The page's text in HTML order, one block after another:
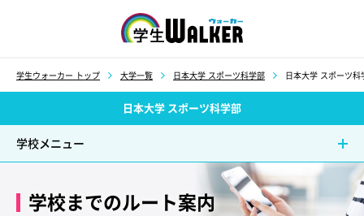
学生ウォーカー トップ 大学一覧 日本大学 スポーツ科学部 日本大学 スポーツ
日本大学 スポーツ科学部
学校メニュー
学校までのルート案内